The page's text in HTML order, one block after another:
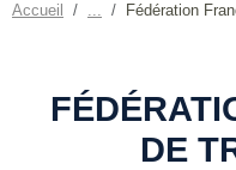
Accueil Fédération
DE